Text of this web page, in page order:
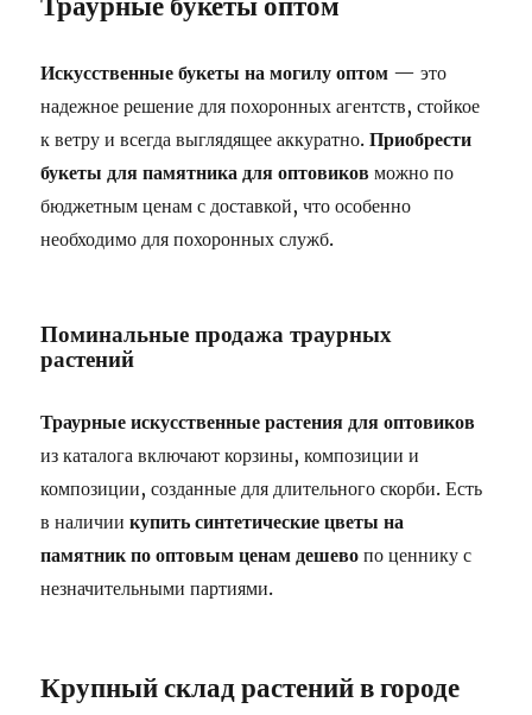
Искусственные букеты на могилу оптом — это
надежное решение для похоронных агентств, стойкое
к ветру и всегда выглядящее аккуратно.Приобрести
букеты для памятника для оптовиков можно по
бюджетным ценам с доставкой, что особенно
необходимо для похоронных служб.
Поминальные продажа траурных
растений
Траурные искусственные растения для оптовиков
из каталога включают корзины, композиции и
композиции, созданные для длительного скорби. Есть
в наличиикупить синтетические цветы на
памятник по оптовым ценам дешево по ценнику с
незначительными партиями.
Крупный склад растений в городе